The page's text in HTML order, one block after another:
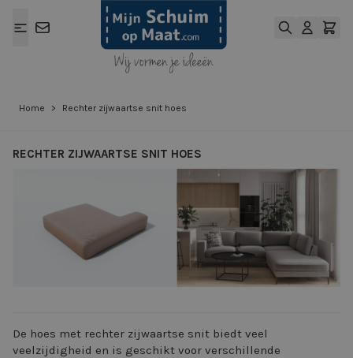
Home > Rechter zijwaartse snit hoes
RECHTER ZIJWAARTSE SNIT HOES
View larger
De hoes met rechter zijwaartse snit biedt veel
veelzijdigheid en is geschikt voor verschillende